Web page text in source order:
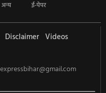
अन्य ई-पेपर
Disclaimer Videos